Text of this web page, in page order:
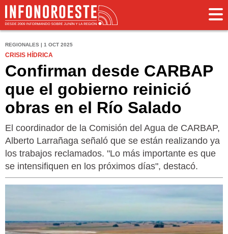
REGIONALES | 1 OCT 2025
CRISIS HÍDRICA
Confirman desde CARBAP
que el gobierno reinició
obras en el Río Salado
El coordinador de la Comisión del Agua de CARBAP,
Alberto Larrañaga señaló que se están realizando ya
los trabajos reclamados. "Lo más importante es que
se intensifiquen en los próximos días", destacó.